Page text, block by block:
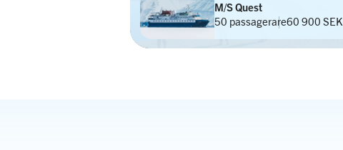
M/S Quest
50 passagerare60 900 SEK